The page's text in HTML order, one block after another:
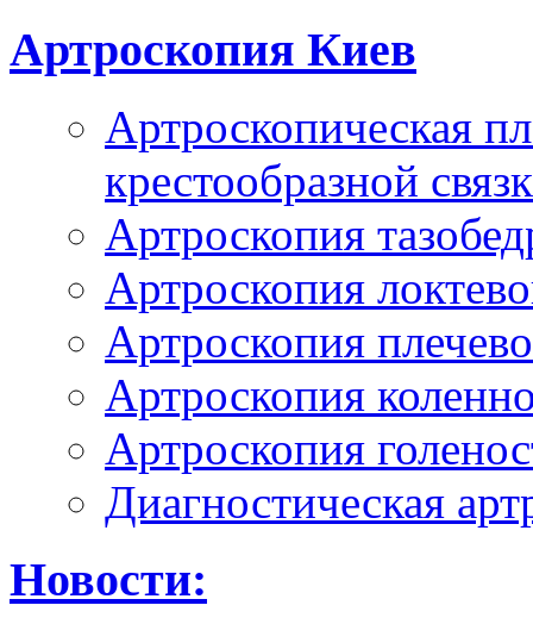
Артроскопия Киев
Артроскопическая
крестообразной
Артроскопия
Артроскопия
Артроскопия
Артроскопия
Артроскопия
Диагностическая
Новости: